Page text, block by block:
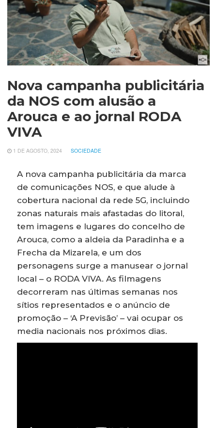
Nova campanha publicitária
da NOS com alusão a
Arouca e ao jornal RODA
VIVA
1 DE AGOSTO, 2024 SOCIEDADE
A nova campanha publicitária da marca
de comunicações NOS, e que alude à
cobertura nacional da rede 5G, incluindo
zonas naturais mais afastadas do litoral,
tem imagens e lugares do concelho de
Arouca, como a aldeia da Paradinha e a
Frecha da Mizarela, e um dos
personagens surge a manusear o jornal
local – o RODA VIVA. As filmagens
decorreram nas últimas semanas nos
sítios representados e o anúncio de
promoção – ‘A Previsão’ – vai ocupar os
media nacionais nos próximos dias.